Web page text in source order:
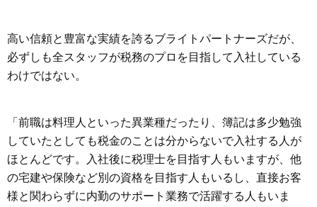
高い信頼と豊富な実績を誇るブライトパートナーズだが、
必ずしも全スタッフが税務のプロを目指して入社している
わけではない。
「前職は料理人といった異業種だったり、簿記は多少勉強
していたとしても税金のことは分からないで入社する人が
ほとんどです。入社後に税理士を目指す人もいますが、他
の宅建や保険など別の資格を目指す人もいるし、直接お客
様と関わらずに内勤のサポート業務で活躍する人もいま